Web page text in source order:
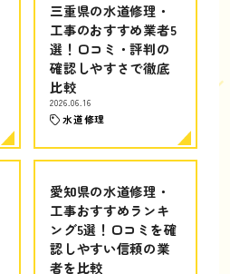
三重県の水道修理・
工事のおすすめ業者5
選！口コミ・評判の
確認しやすさで徹底
比較
2026.06.16
水道修理
愛知県の水道修理・
工事おすすめランキ
ング5選！口コミを確
認しやすい信頼の業
者を比較